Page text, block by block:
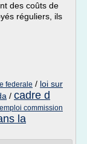
des coûts de
réguliers, ils
federale / loi sur
/ cadre d
emploi commission
la